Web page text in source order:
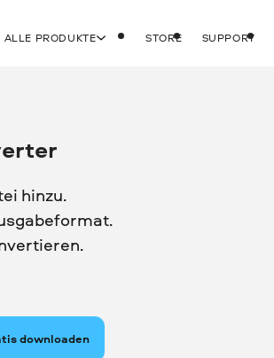
ALLE PRODUKTE STORE SUPPORT
hinzu.
downloaden